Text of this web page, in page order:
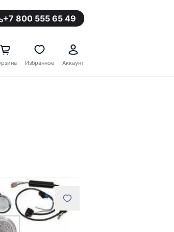
+7 800 555 65 49
Избранное Аккаунт